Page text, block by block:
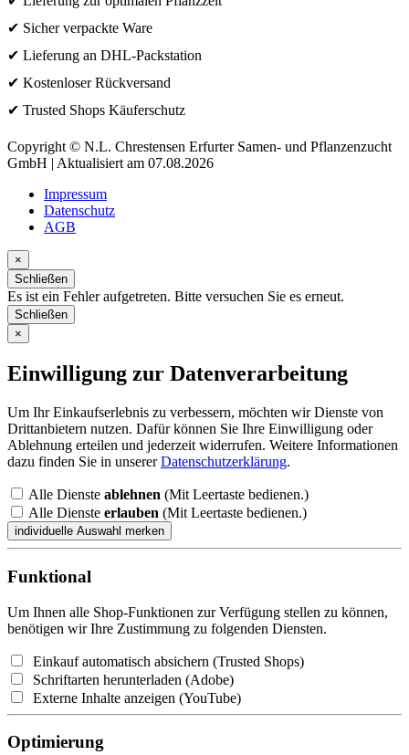
✔ Sicher verpackte Ware
✔ Lieferung an DHL-Packstation
✔ Kostenloser Rückversand
✔ Trusted Shops Käuferschutz
Copyright © N.L. Chrestensen Erfurter Samen- und Pflanzenzucht
GmbH | Aktualisiert am 07.08.2026
Impressum
Datenschutz
AGB
×
Schließen
Es ist ein Fehler aufgetreten. Bitte versuchen Sie es erneut.
Schließen
×
Einwilligung zur Datenverarbeitung
Um Ihr Einkaufserlebnis zu verbessern, möchten wir Dienste von
Drittanbietern nutzen. Dafür können Sie Ihre Einwilligung oder
Ablehnung erteilen und jederzeit widerrufen. Weitere Informationen
dazu finden Sie in unsererDatenschutzerklärung.
Alle Dienste ablehnen (Mit Leertaste bedienen.)
Alle Dienste erlauben (Mit Leertaste bedienen.)
Funktional
Um Ihnen alle Shop-Funktionen zur Verfügung stellen zu können,
benötigen wir Ihre Zustimmung zu folgenden Diensten.
Einkauf automatisch absichern (Trusted Shops)
Schriftarten herunterladen (Adobe)
Externe Inhalte anzeigen (YouTube)
Optimierung